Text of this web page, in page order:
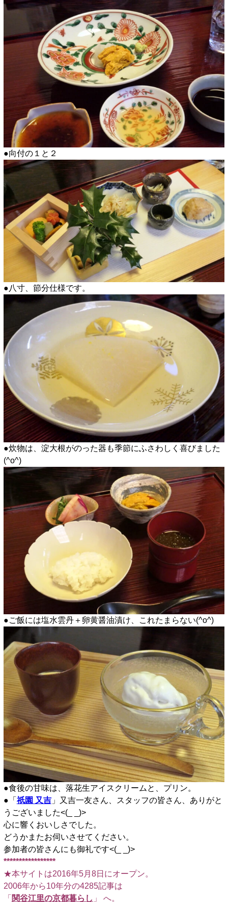
●向付の１と２
●八寸、節分仕様です。
●炊物は、淀大根がのった器も季節にふさわしく喜びました
(^o^)
●ご飯には塩水雲丹＋卵黄醤油漬け、これたまらない(^o^)
●食後の甘味は、落花生アイスクリームと、プリン。
●「 祇園 又吉」又吉一友さん、スタッフの皆さん、ありがと
うございました<(_ _)>
心に響くおいしさでした。
どうかまたお伺いさせてください。
参加者の皆さんにも御礼です<(_ _)>
*****************
★本サイトは2016年5月8日にオープン。
2006年から10年分の4285記事は
「 関谷江里の京都暮らし 」 へ。